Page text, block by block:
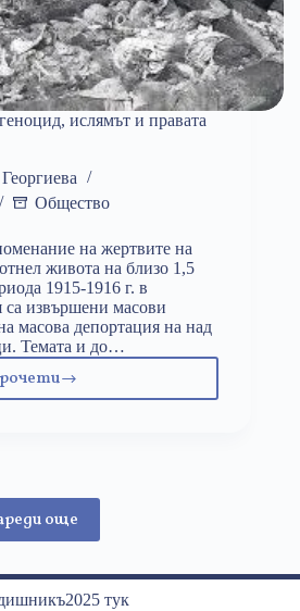
ислямът и правата
Общество
на жертвите на
живота на близо 1,5
1915-1916 г. в
извършени масови
масова депортация на над
Темата и до…
Турция,
правата
на
човека
още
тук